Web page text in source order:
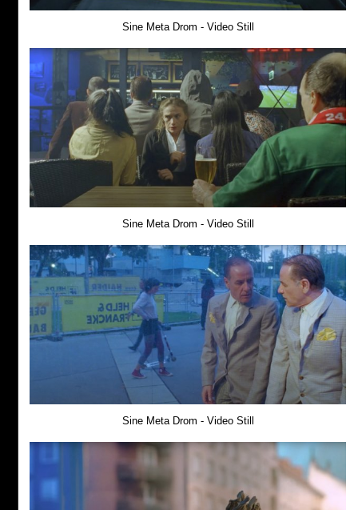
Sine Meta Drom - Video Still
Sine Meta Drom - Video Still
Sine Meta Drom - Video Still